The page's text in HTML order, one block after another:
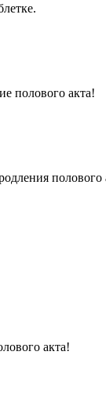
полового акта!
полового
акта!